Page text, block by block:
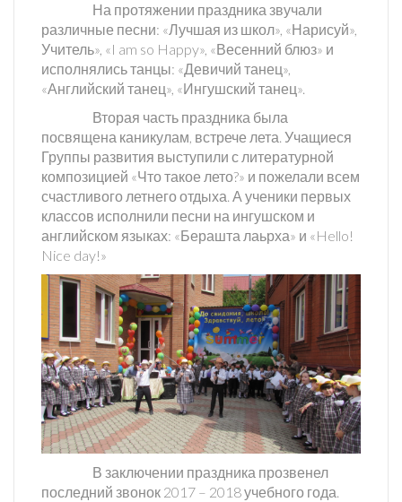
На протяжении праздника звучали
различные песни: «Лучшая из школ», «Нарисуй»,
Учитель», «I am so Happy», «Весенний блюз» и
исполнялись танцы: «Девичий танец»,
«Английский танец», «Ингушский танец».
Вторая часть праздника была
посвящена каникулам, встрече лета. Учащиеся
Группы развития выступили с литературной
композицией «Что такое лето?» и пожелали всем
счастливого летнего отдыха. А ученики первых
классов исполнили песни на ингушском и
английском языках: «Берашта лаьрха» и «Hello!
Nice day!»
В заключении праздника прозвенел
последний звонок 2017 – 2018 учебного года.